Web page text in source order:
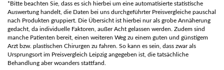
*Bitte beachten Sie, dass es sich hierbei um eine automatisierte statistische
Auswertung handelt, die Daten bei uns durchgeführter Preisvergleiche pauschal
nach Produkten gruppiert. Die Übersicht ist hierbei nur als grobe Annäherung
gedacht, da individuelle Faktoren, außer Acht gelassen werden. Zudem sind
manche Patienten bereit, einen weiteren Weg zu einem guten und günstigem
Arzt bzw. plastischen Chirurgen zu fahren. So kann es sein, dass zwar als
Ursprungsort im Preisvergleich Leipzig angegeben ist, die tatsächliche
Behandlung aber woanders stattfand.